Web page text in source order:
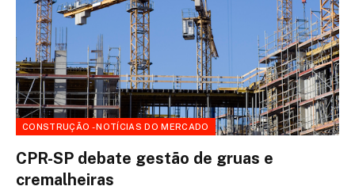
CONSTRUÇÃO - NOTÍCIAS DO MERCADO
CPR-SP debate gestão de gruas e
cremalheiras